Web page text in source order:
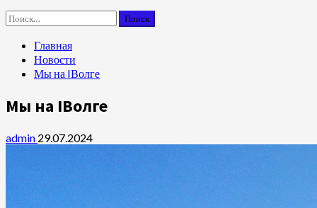
Найти:
Главная
Новости
Мы на IВолге
Мы на IВолге
admin 29.07.2024